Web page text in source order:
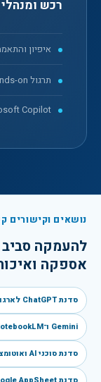
רכש
איפיון
תרגול Hands-on על משימות אמת
Copilot
נושאים וקישורים
להעמקה סביב
אספקה
סדנת ChatGPT לארגונים
Gemini ו־NotebookLM
סדנת סוכני AI ואוטומציה לארגונים